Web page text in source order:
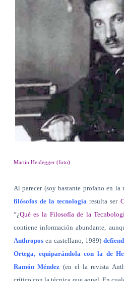
Martin Heidegger (foto)
Al parecer (soy bastante profano en la
filósofos de la tecnología resulta ser
“¿Qué es la Filosofía de la
contiene información abundante,
Anthroposen castellano, 1989)
Ortega, equiparándola con la de
Ramón Méndez (en el la revista